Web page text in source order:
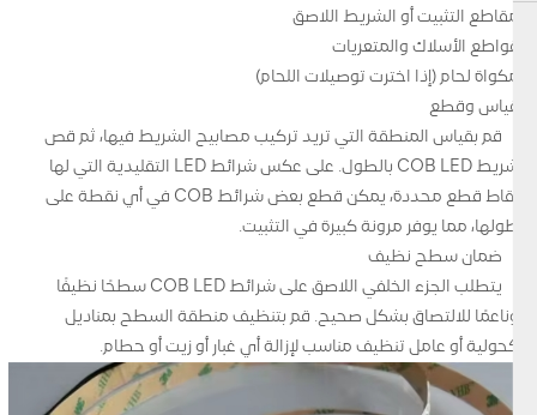
مقاطع التثبيت أو الشريط اللاصق
قواطع الأسلاك والمتعريات
مكواة لحام (إذا اخترت توصيلات اللحام)
قياس وقطع
قم بقياس المنطقة التي تريد تركيب مصابيح الشريط فيها، ثم قص
شريط COB LED بالطول. على عكس شرائط LED التقليدية التي لها
نقاط قطع محددة، يمكن قطع بعض شرائط COB في أي نقطة على
طولها، مما يوفر مرونة كبيرة في التثبيت.
ضمان سطح نظيف
يتطلب الجزء الخلفي اللاصق على شرائط COB LED سطحًا نظيفًا
وناعمًا للالتصاق بشكل صحيح. قم بتنظيف منطقة السطح بمناديل
كحولية أو عامل تنظيف مناسب لإزالة أي غبار أو زيت أو حطام.